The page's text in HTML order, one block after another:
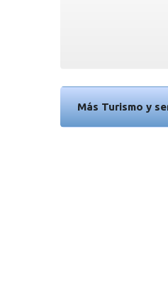
Más Turismo y